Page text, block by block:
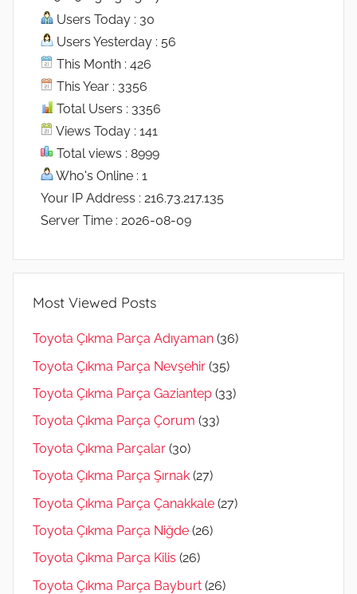
Users Today : 30
Users Yesterday : 56
This Month : 426
This Year : 3356
Total Users : 3356
Views Today : 141
Total views : 8999
Who's Online : 1
Your IP Address : 216.73.217.135
Server Time : 2026-08-09
Most Viewed Posts
Toyota Çıkma Parça Adıyaman (36)
Toyota Çıkma Parça Nevşehir (35)
Toyota Çıkma Parça Gaziantep (33)
Toyota Çıkma Parça Çorum (33)
Toyota Çıkma Parçalar (30)
Toyota Çıkma Parça Şırnak (27)
Toyota Çıkma Parça Çanakkale (27)
Toyota Çıkma Parça Niğde (26)
Toyota Çıkma Parça Kilis (26)
Toyota Çıkma Parça Bayburt (26)